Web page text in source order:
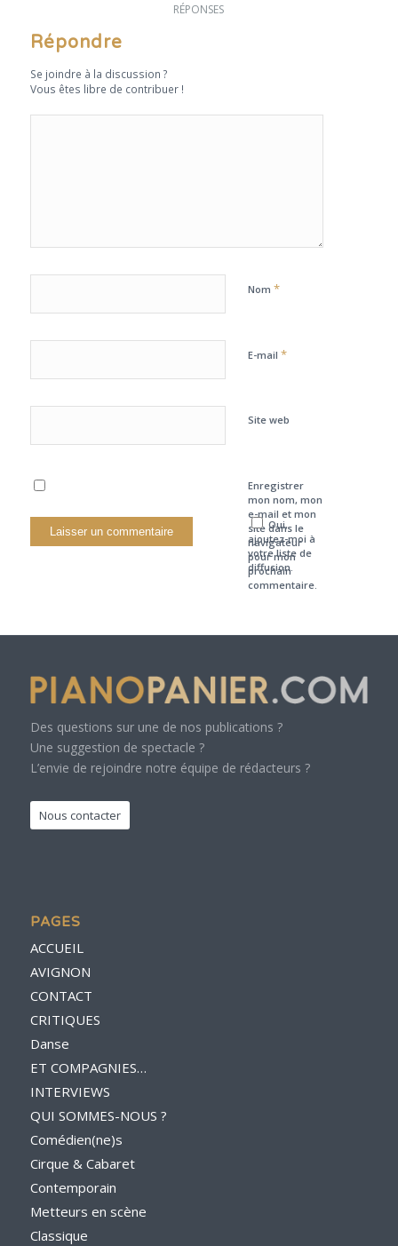
RÉPONSES
Répondre
Se joindre à la discussion ?
Vous êtes libre de contribuer !
Nom *
E-mail *
Site web
Enregistrer
mon nom, mon
e-mail et mon
site dans le
navigateur
pour mon
prochain
commentaire.
Oui,
ajoutez-moi à
votre liste de
diffusion.
Des questions sur une de nos publications ?
Une suggestion de spectacle ?
L’envie de rejoindre notre équipe de rédacteurs ?
Nous contacter
PAGES
ACCUEIL
AVIGNON
CONTACT
CRITIQUES
Danse
ET COMPAGNIES…
INTERVIEWS
QUI SOMMES-NOUS ?
Comédien(ne)s
Cirque & Cabaret
Contemporain
Metteurs en scène
Classique